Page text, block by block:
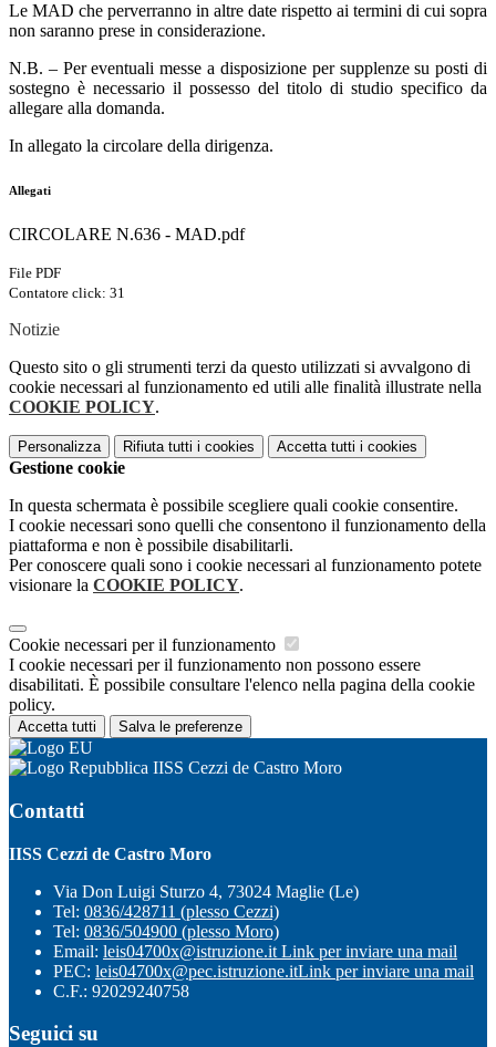
Le MAD che perverranno in altre date rispetto ai termini di cui sopra
non saranno prese in considerazione.
N.B. – Per eventuali messe a disposizione per supplenze su posti di
sostegno è necessario il possesso del titolo di studio specifico da
allegare alla domanda.
In allegato la circolare della dirigenza.
Allegati
CIRCOLARE N.636 - MAD.pdf
File PDF
Contatore click: 31
Notizie
Questo sito o gli strumenti terzi da questo utilizzati si avvalgono di
cookie necessari al funzionamento ed utili alle finalità illustrate nella
COOKIE POLICY.
Personalizza Rifiuta tutti i cookies Accetta tutti i cookies
Gestione cookie
In questa schermata è possibile scegliere quali cookie consentire.
I cookie necessari sono quelli che consentono il funzionamento della
piattaforma e non è possibile disabilitarli.
Per conoscere quali sono i cookie necessari al funzionamento potete
visionare la COOKIE POLICY.
Cookie necessari per il funzionamento
I cookie necessari per il funzionamento non possono essere
disabilitati. È possibile consultare l'elenco nella pagina della cookie
policy.
Accetta tutti Salva le preferenze
IISS Cezzi de Castro Moro
Contatti
IISS Cezzi de Castro Moro
Via Don Luigi Sturzo 4, 73024 Maglie (Le)
Tel: 0836/428711 (plesso Cezzi)
Tel: 0836/504900 (plesso Moro)
Email: leis04700x@istruzione.it Link per inviare una mail
PEC: leis04700x@pec.istruzione.itLink per inviare una mail
C.F.: 92029240758
Seguici su